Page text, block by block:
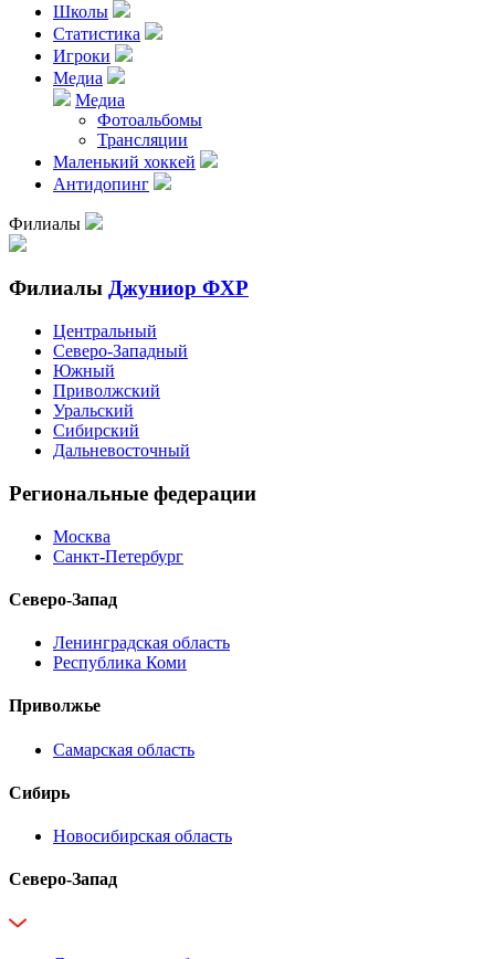
Школы
Статистика
Игроки
Медиа
Медиа
Фотоальбомы
Трансляции
Маленький хоккей
Антидопинг
Филиалы
Филиалы Джуниор ФХР
Центральный
Северо-Западный
Южный
Приволжский
Уральский
Сибирский
Дальневосточный
Региональные федерации
Москва
Санкт-Петербург
Северо-Запад
Ленинградская область
Республика Коми
Приволжье
Самарская область
Сибирь
Новосибирская область
Северо-Запад